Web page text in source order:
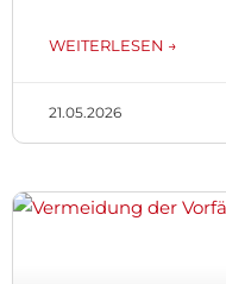
WEITERLESEN →
21.05.2026